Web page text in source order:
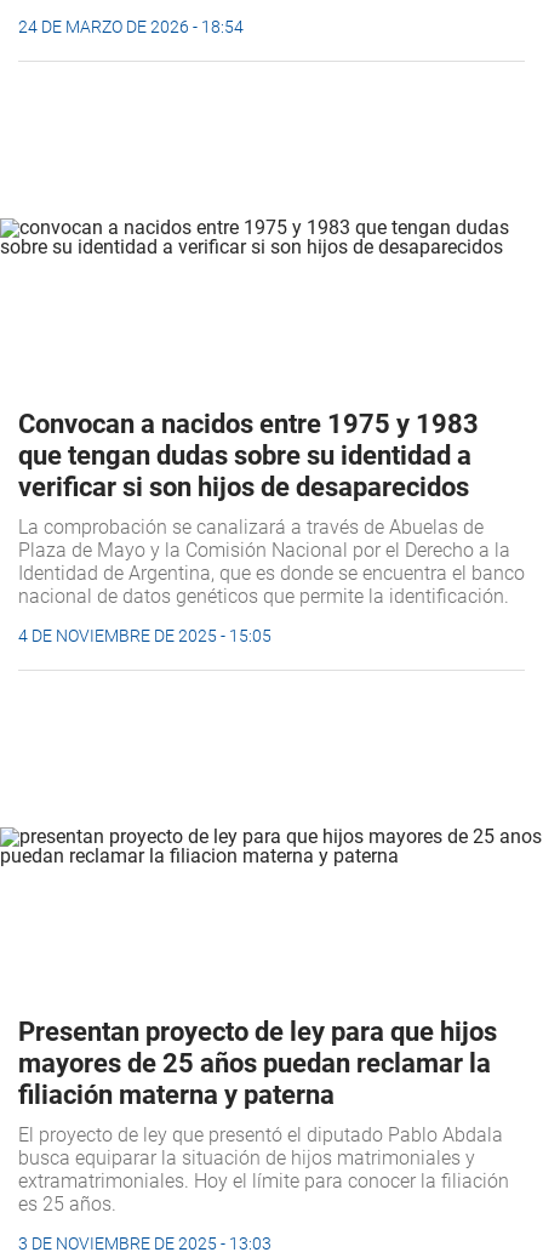
24 DE MARZO DE 2026 - 18:54
Convocan a nacidos entre 1975 y 1983
que tengan dudas sobre su identidad a
verificar si son hijos de desaparecidos
La comprobación se canalizará a través de Abuelas de
Plaza de Mayo y la Comisión Nacional por el Derecho a la
Identidad de Argentina, que es donde se encuentra el banco
nacional de datos genéticos que permite la identificación.
4 DE NOVIEMBRE DE 2025 - 15:05
Presentan proyecto de ley para que hijos
mayores de 25 años puedan reclamar la
filiación materna y paterna
El proyecto de ley que presentó el diputado Pablo Abdala
busca equiparar la situación de hijos matrimoniales y
extramatrimoniales. Hoy el límite para conocer la filiación
es 25 años.
3 DE NOVIEMBRE DE 2025 - 13:03